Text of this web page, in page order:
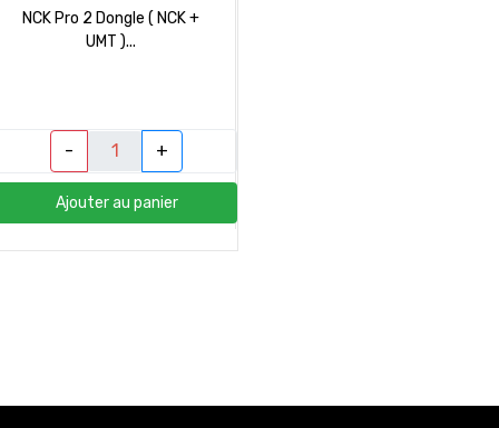
NCK Pro 2 Dongle ( NCK +
UMT )...
- +
Ajouter au panier